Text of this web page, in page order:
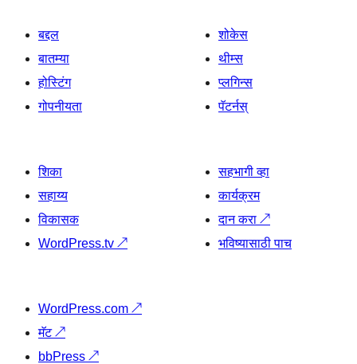
बद्दल
बातम्या
होस्टिंग
गोपनीयता
शोकेस
थीम्स
प्लगिन्स
पॅटर्नस्
शिका
सहाय्य
विकासक
WordPress.tv ↗
सहभागी व्हा
कार्यक्रम
दान करा ↗
भविष्यासाठी पाच
WordPress.com ↗
मॅट↗
bbPress ↗